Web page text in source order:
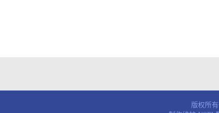
版权所